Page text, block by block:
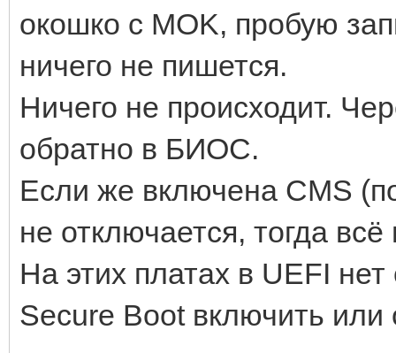
окошко с MOK, пробую
ничего не пишется.
Ничего не происходит.
обратно в БИОС.
Если же включена CMS
не отключается, тогда
На этих платах в UEFI
Secure Boot включить или